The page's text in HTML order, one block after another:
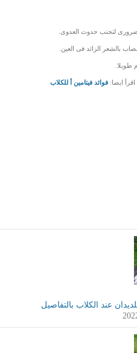
لتجنب حدوث العدوى.
بالشعر الزائد فى العين.
طويلا.
ايضا: فوائد فيتامين أ للكلاب
عند الكلاب بالتفاصيل